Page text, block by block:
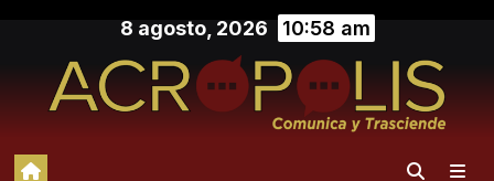
contenido
8 agosto, 2026 10:58 am